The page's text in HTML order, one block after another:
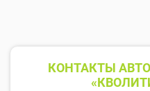
КОНТАКТЫ